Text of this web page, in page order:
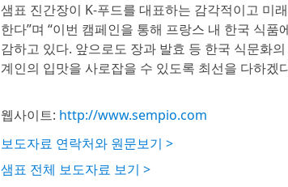
샘표 진간장이 K-푸드를 대표하는 감각적이고 미
한다”며 “이번 캠페인을 통해 프랑스 내 한국 식
감하고 있다. 앞으로도 장과 발효 등 한국 식문화
계인의 입맛을 사로잡을 수 있도록 최선을 다하겠
웹사이트: http://www.sempio.com
보도자료 연락처와 원문보기 >
샘표 전체 보도자료 보기 >